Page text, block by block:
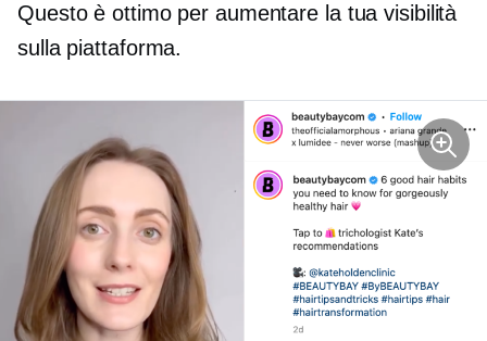
Questo è ottimo per aumentare la tua visibilità
sulla piattaforma.